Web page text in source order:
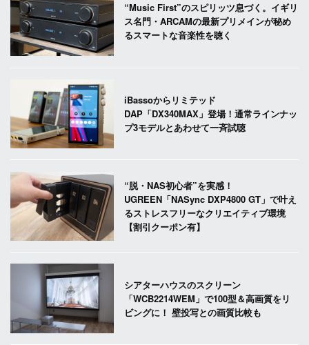
“Music First”のスピリッツ息づく。イギリ
ス名門・ARCAMの最新プリメインが秘め
るスマートな音楽性を聴く
iBassoからリミテッド
DAP「DX340MAX」登場！通常ラインナッ
プ3モデルとあわせて一斉試聴
“脱・NAS初心者”を実感！
UGREEN「NASync DXP4800 GT」で叶え
るストレスフリーなクリエイティブ環境
【割引クーポン有】
シアターハウスのスクリーン
「WCB2214WEM」で100型＆高画質をリ
ビングに！ 壁投写との画質比較も